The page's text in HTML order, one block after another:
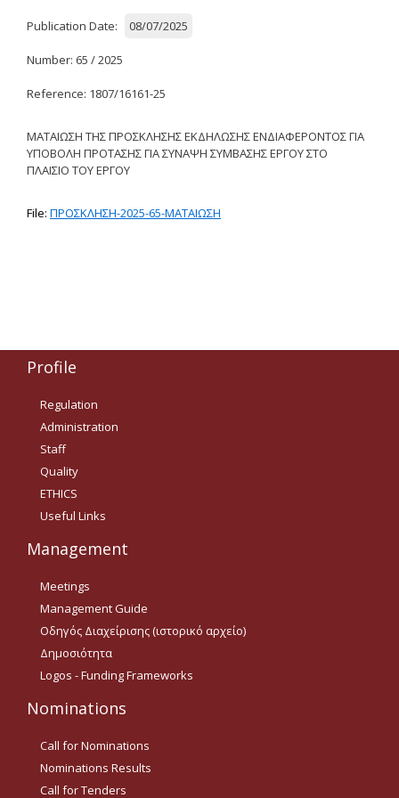
Δημοσιότητα Έργων
Δυναμικού, Εκπαίδευση και
ΕΠ Ανταγωνιστικότητα,
Επιχειρηματικότητα και
Καινοτομία
Guidelines
Οδηγίες για προμήθεια
ειδών/παροχή υπηρεσιών
Οδηγίες με βάση τον
Guidelines Archive
Documents
News
Nominations
Nominations Results
Call for Tenders
Publication Date: 08/07/2025
Number: 65 / 2025
Reference: 1807/16161-25
ΜΑΤΑΙΩΣΗ ΤΗΣ ΠΡΟΣΚΛΗΣΗΣ ΕΚΔΗΛΩΣΗΣ ΕΝΔΙΑΦΕΡΟΝΤΟΣ ΓΙΑ
ΥΠΟΒΟΛΗ ΠΡΟΤΑΣΗΣ ΓΙΑ ΣΥΝΑΨΗ ΣΥΜΒΑΣΗΣ ΕΡΓΟΥ ΣΤΟ
ΠΛΑΙΣΙΟ ΤΟΥ ΕΡΓΟΥ
File: ΠΡΟΣΚΛΗΣΗ-2025-65-ΜΑΤΑΙΩΣΗ
Profile
Regulation
Administration
Staff
Quality
ETHICS
Useful Links
Management
Meetings
Management Guide
Οδηγός Διαχείρισης (ιστορικό αρχείο)
Δημοσιότητα
Logos - Funding Frameworks
Nominations
Call for Nominations
Nominations Results
Call for Tenders